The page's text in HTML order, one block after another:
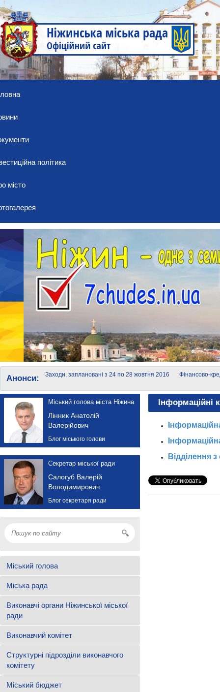
політика
місто
Анонси:
Заходи, заплановані з 24 по 28 жовтня 2016
Фінансово-
Міський голова міста Ніжина
Лінник Анатолій
Валерійович
Блог міського голови
Секретар міської ради
Салогуб Валерій
Володимирович
Блог секретаря ради
Міський голова
Міська рада
Виконавчі органи Ніжинської міської
ради
Виконавчий комітет
Структурні підрозділи виконавчого
комітету
Міський бюджет
Інформаційні
Відділення